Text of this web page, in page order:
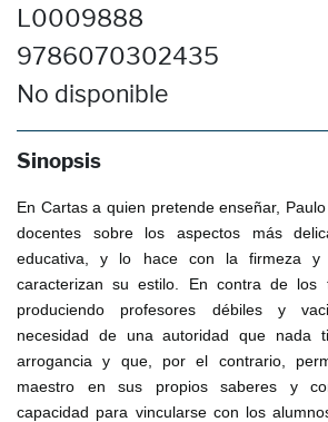
L0009888
9786070302435
No disponible
Sinopsis
En Cartas a quien pretende enseñar,
docentes sobre los aspectos más
educativa, y lo hace con la firmeza y
caracterizan su estilo. En contra de los
produciendo profesores débiles y
necesidad de una autoridad que nada
arrogancia y que, por el contrario,
maestro en sus propios saberes y
capacidad para vincularse con los